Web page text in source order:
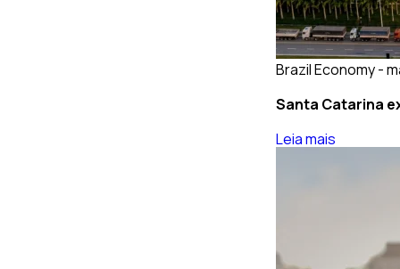
Brazil Economy -
Santa Catarina
Leia mais